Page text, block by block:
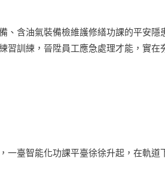
、含油氣裝備檢維護修繕功課的平安
訓練，晉陞員工應急處理才能，實在
一臺智能化功課平臺徐徐升起，在軌